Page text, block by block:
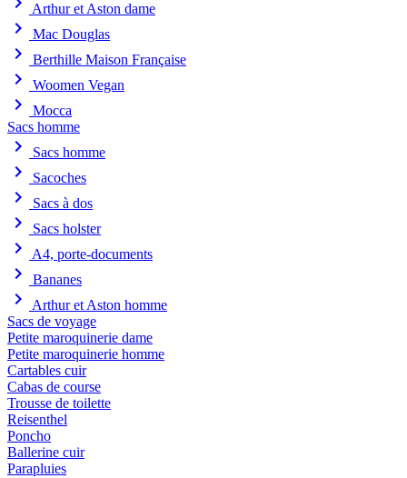
Arthur et Aston dame
chevron_right Mac Douglas
chevron_right Berthille Maison Française
chevron_right Woomen Vegan
chevron_right
Mocca
Sacs homme
chevron_right Sacs homme
chevron_right Sacoches
chevron_right Sacs à dos
chevron_right Sacs holster
chevron_right A4, porte-documents
chevron_right Bananes
chevron_right
Arthur et Aston homme
Sacs de voyage
Petite maroquinerie dame
Petite maroquinerie homme
Cartables cuir
Cabas de course
Trousse de toilette
Reisenthel
Poncho
Ballerine cuir
Parapluies